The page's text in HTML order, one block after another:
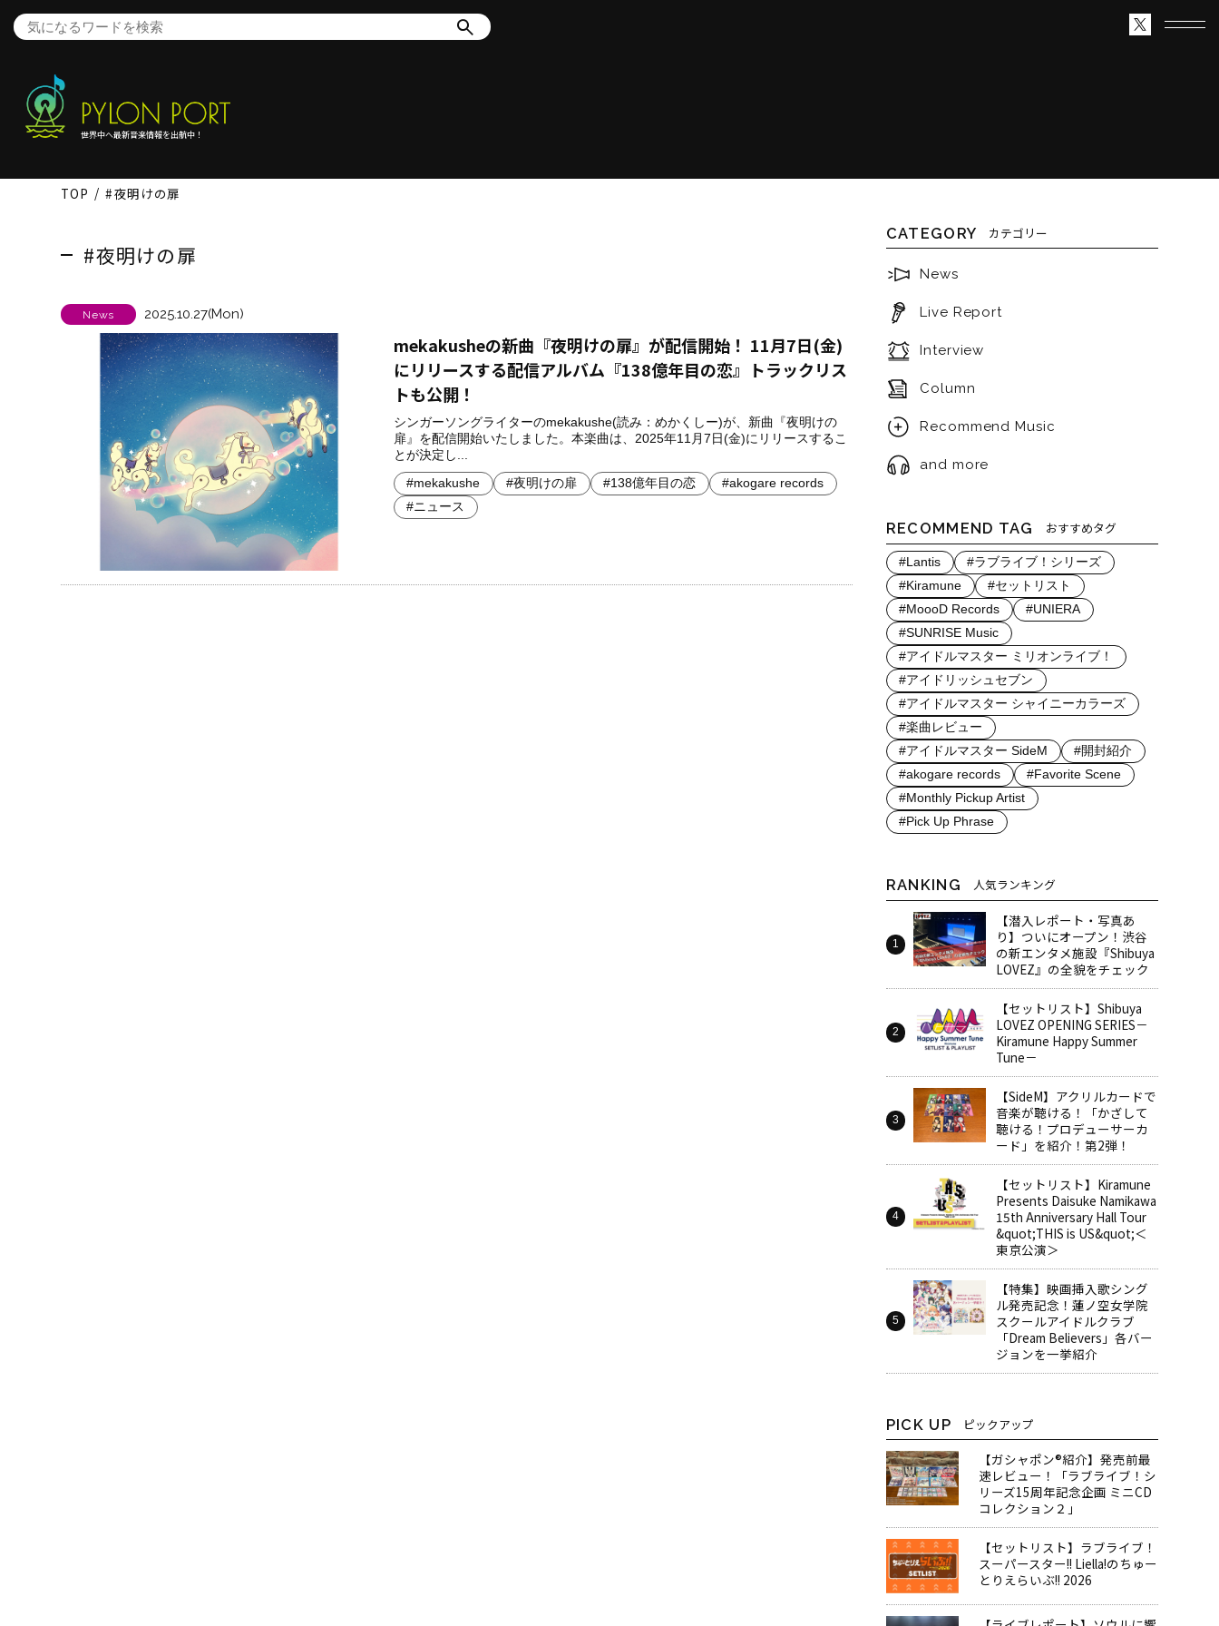
世界中へ最新音楽情報を出航中！
TOP #夜明けの扉
#夜明けの扉
News 2025.10.27(Mon)
mekakusheの新曲『夜明けの扉』が配信開始！ 11月7日(金)
にリリースする配信アルバム『138億年目の恋』トラックリス
トも公開！
シンガーソングライターのmekakushe(読み：めかくしー)が、新曲『夜明けの
扉』を配信開始いたしました。本楽曲は、2025年11月7日(金)にリリースするこ
とが決定し...
#mekakushe #夜明けの扉 #138億年目の恋
#akogare records
#ニュース
CATEGORY カテゴリー
News
Live Report
Interview
Column
Recommend Music
and more
RECOMMEND TAG おすすめタグ
#Lantis
#ラブライブ！シリーズ
#Kiramune
#セットリスト
#MoooD Records
#UNIERA
#SUNRISE Music
#アイドルマスター ミリオンライブ！
#アイドリッシュセブン
#アイドルマスター シャイニーカラーズ
#楽曲レビュー
#アイドルマスター SideM
#開封紹介
#akogare records
#Favorite Scene
#Monthly Pickup Artist
#Pick Up Phrase
RANKING 人気ランキング
【潜入レポート・写真あ
り】ついにオープン！渋谷
の新エンタメ施設『Shibuya
LOVEZ』の全貌をチェック
【セットリスト】Shibuya
LOVEZ OPENING SERIES－
Kiramune Happy Summer
Tune－
【SideM】アクリルカードで
音楽が聴ける！「かざして
聴ける！プロデューサーカ
ード」を紹介！第2弾！
【セットリスト】Kiramune
Presents Daisuke Namikawa
15th Anniversary Hall Tour
&quot;THIS is US&quot;＜
東京公演＞
【特集】映画挿入歌シング
ル発売記念！蓮ノ空女学院
スクールアイドルクラブ
「Dream Believers」各バー
ジョンを一挙紹介
PICK UP ピックアップ
【ガシャポン®紹介】発売前最
速レビュー！「ラブライブ！シ
リーズ15周年記念企画 ミニCD
コレクション２」
【セットリスト】ラブライブ！
スーパースター!! Liella!のちゅー
とりえらいぶ!! 2026